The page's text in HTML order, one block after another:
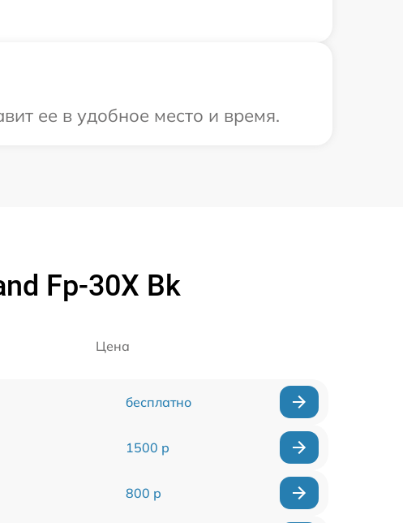
ее в удобное место и время.
Fp-30X Bk
Цена
бесплатно
1500 р
800 р